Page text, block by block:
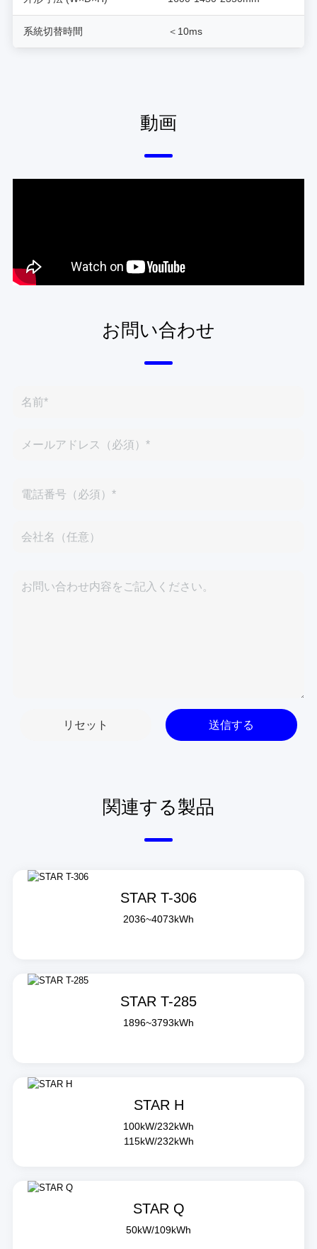
系統切替時間 ＜10ms
動画
お問い合わせ
リセット 送信する
関連する製品
STAR T-306
2036~4073kWh
STAR T-285
1896~3793kWh
STAR H
100kW/232kWh
115kW/232kWh
STAR Q
50kW/109kWh